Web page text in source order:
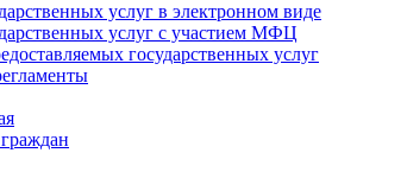
услуг в электронном виде
услуг с участием МФЦ
государственных услуг